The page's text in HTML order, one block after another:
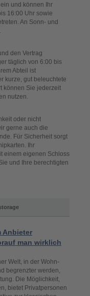
und können Ihr
16:00 Uhr sowie
An Sonn- und
den Vertrag
täglich von 6:00 bis
Abteil ist
kurze, gut beleuchtete
können Sie jederzeit
nutzen.
oder nicht
gerne auch die
Für Sicherheit sorgt
Ihr
einem eigenen Schloss
und Ihre berechtigten
Anbieter
man wirklich
Welt, in der Wohn-
begrenzter werden,
Die Möglichkeit,
bietet Privatpersonen